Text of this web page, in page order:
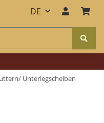
DE
Unterlegscheiben